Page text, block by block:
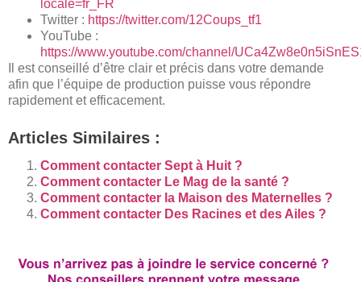
locale=fr_FR
Twitter : https://twitter.com/12Coups_tf1
YouTube :
https://www.youtube.com/channel/
Il est conseillé d’être clair et précis dans votre demande
afin que l’équipe de production puisse vous répondre
rapidement et efficacement.
Articles Similaires :
Comment contacter Sept à Huit ?
Comment contacter Le Mag de la santé ?
Comment contacter la Maison des Maternelles ?
Comment contacter Des Racines et des Ailes ?